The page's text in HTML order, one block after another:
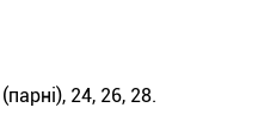
24, 26, 28.